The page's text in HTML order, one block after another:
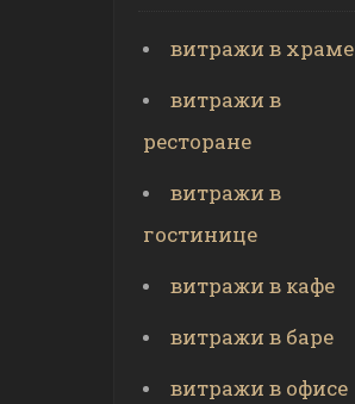
витражи в храме
витражи в
ресторане
витражи в
гостинице
витражи в кафе
витражи в баре
витражи в офисе